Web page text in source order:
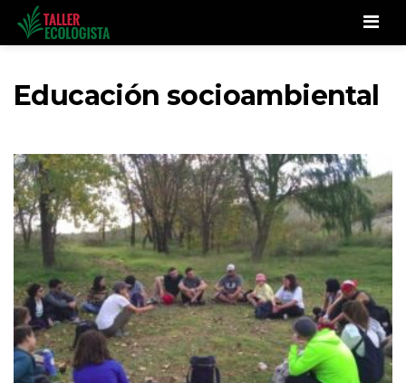
Educación socioambiental